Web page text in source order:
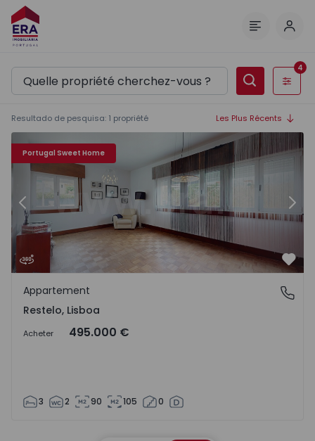
Filtres
4
Resultado de pesquisa: 1 propriété Les Plus Récents
Portugal Sweet Home
Appartement T2 Lisboa, Belém - 1475255 - 1
Précédent
Restelo, Lisboa
Appartement
Restelo, Lisboa
Acheter 495.000 €
3 2 90 105 0